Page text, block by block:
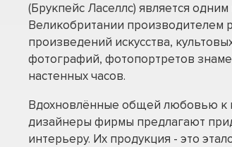
(Брукпейс Ласеллс) является
Великобритании производителем
произведений искусства,
фотографий, фотопортретов
настенных часов.
Вдохновлённые общей любовью к
дизайнеры фирмы предлагают
интерьеру. Их продукция - это